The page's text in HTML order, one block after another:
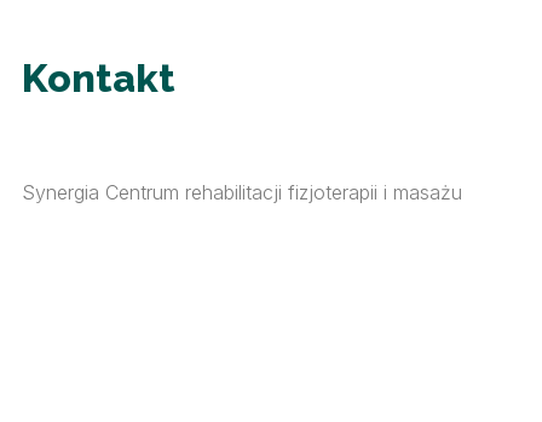
Kontakt
Synergia Centrum rehabilitacji fizjoterapii i masażu